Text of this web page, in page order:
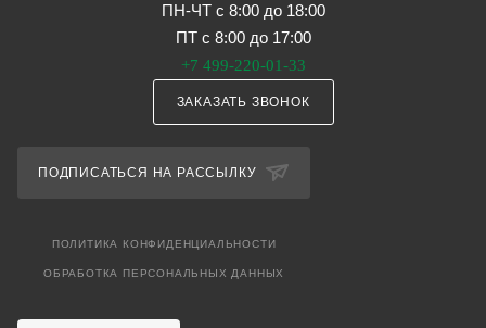
ПН-ЧТ с 8:00 до 18:00
ПТ с 8:00 до 17:00
+7 499-220-01-33
ЗАКАЗАТЬ ЗВОНОК
ПОДПИСАТЬСЯ НА РАССЫЛКУ
ПОЛИТИКА КОНФИДЕНЦИАЛЬНОСТИ
ОБРАБОТКА ПЕРСОНАЛЬНЫХ ДАННЫХ